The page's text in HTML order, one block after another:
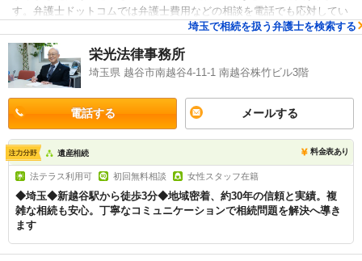
坂戸 幸手 鶴ヶ島 日高 吉川 ふじみ野 白岡 伊奈
三芳 毛呂山 越生 滑川
鳩山 ときがわ 横瀬 皆野 長瀞 小鹿野 東秩父
美里 神川 上里 寄居 宮代 杉戸 松伏
す。弁護士ドットコムでは弁護士費用などの相談を電話でも応対してい
る法律事務所や無料の法律相談「みんなの法律相談」に回答している法
律事務所などがあります。また、遺産分割,相続放棄などを幅広く取り
扱う弁護士が所属する事務所もおります。そのため、具体的には「相続
分野に強い法律事務所やレビューが良い法律事務所の選び方などはだい
したい」などの要望にも応えることができます。相続分野で心配事があ
る方は弁護士ドットコムに登録法律事務所の中から、取扱分野や最寄り
駅などの条件を踏まえて、自身にあう法律事務所に電話またはメールを
してみてください。
埼玉で相続を扱う弁護士を検索する
検索結果
栄光法律事務所
埼玉県 越谷市南越谷4-11-1 南越谷株竹ビル3階
電話する メールする
遺産相続 料金表あり
法テラス利用可 初回無料相談 女性スタッフ在籍
◆埼玉◆新越谷駅から徒歩3分◆地域密着、約30年の信頼と実績。複
雑な相続も安心。丁寧なコミュニケーションで相続問題を解決へ導き
ます